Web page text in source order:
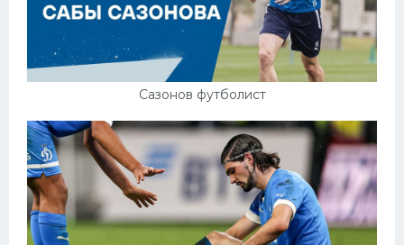
Сазонов футболист